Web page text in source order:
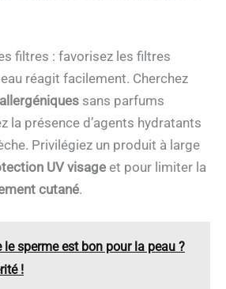
filtres : favorisez les filtres
réagit facilement. Cherchez
sans parfums
la présence d’agents hydratants
Privilégiez un produit à large
UV visageet pour limiter la
cutané.
le sperme est bon pour la peau ?
!